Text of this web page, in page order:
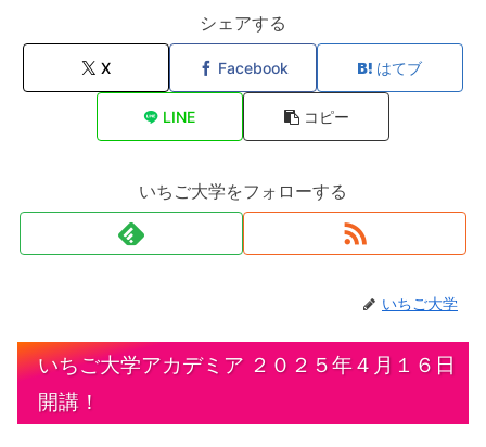
シェアする
X Facebook はてブ
LINE コピー
いちご大学をフォローする
いちご大学
いちご大学アカデミア ２０２５年４月１６日
開講！